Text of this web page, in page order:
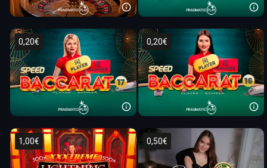
0,20€ 0,20€
1,00€ 0,50€